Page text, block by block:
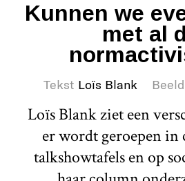
Kunnen we
met al
Tekst Loïs Blank Beeld
Loïs Blank ziet een
er wordt geroepen in
talkshowtafels en op